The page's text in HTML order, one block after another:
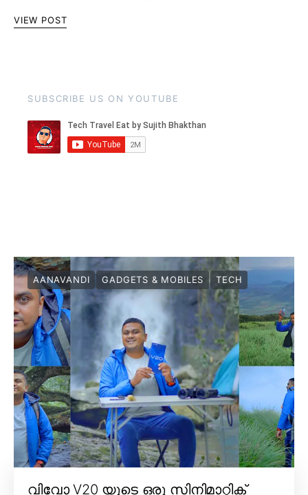
VIEW POST
SUBSCRIBE US ON YOUTUBE
AANAVANDI GADGETS & MOBILES TECH
വിവോ V20 യുടെ ഒരു സിനിമാറ്റിക്